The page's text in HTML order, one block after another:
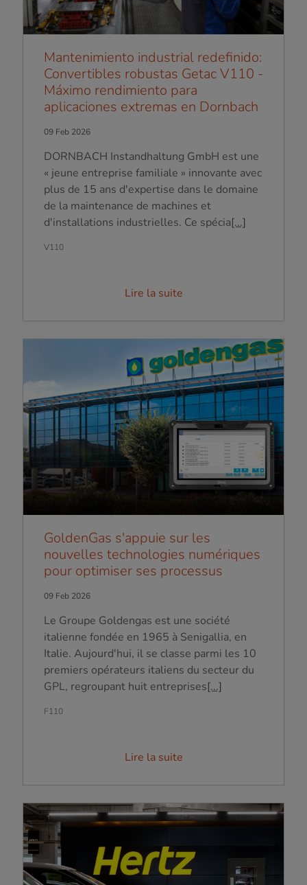
Mantenimiento industrial redefinido:
Convertibles robustas Getac V110 -
Máximo rendimiento para
aplicaciones extremas en Dornbach
09 Feb 2026
DORNBACH Instandhaltung GmbH est une
« jeune entreprise familiale » innovante avec
plus de 15 ans d'expertise dans le domaine
de la maintenance de machines et
d'installations industrielles. Ce spécia[...]
V110
Lire la suite
GoldenGas s'appuie sur les
nouvelles technologies numériques
pour optimiser ses processus
09 Feb 2026
Le Groupe Goldengas est une société
italienne fondée en 1965 à Senigallia, en
Italie. Aujourd'hui, il se classe parmi les 10
premiers opérateurs italiens du secteur du
GPL, regroupant huit entreprises[...]
F110
Lire la suite